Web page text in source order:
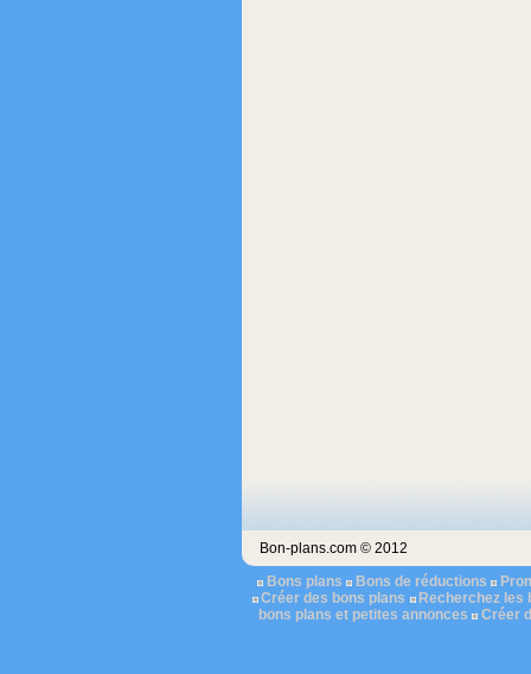
Bon-plans.com © 2012
Bons plans
Bons de réductions
Créer des bons plans
Recherchez les
bons plans et petites annonces
Créer